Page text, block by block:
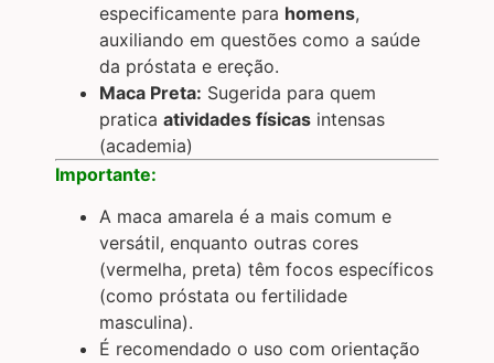
especificamente para homens,
auxiliando em questões como a saúde
da próstata e ereção.
Maca Preta: Sugerida para quem
pratica atividades físicas intensas
(academia)
Importante:
A maca amarela é a mais comum e
versátil, enquanto outras cores
(vermelha, preta) têm focos específicos
(como próstata ou fertilidade
masculina).
É recomendado o uso com orientação